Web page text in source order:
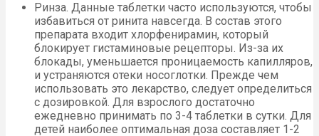
Ринза. Данные таблетки часто используются, чтобы
избавиться от ринита навсегда. В состав этого
препарата входит хлорфенирамин, который
блокирует гистаминовые рецепторы. Из-за их
блокады, уменьшается проницаемость капилляров,
и устраняются отеки носоглотки. Прежде чем
использовать это лекарство, следует определиться
с дозировкой. Для взрослого достаточно
ежедневно принимать по 3-4 таблетки в сутки. Для
детей наиболее оптимальная доза составляет 1-2